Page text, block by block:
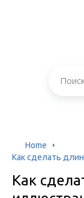
Home
Как сделать
Как